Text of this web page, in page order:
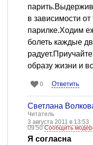
в зависимости
парилке.Ходим
болеть каждые
образу жизни и
0 Ответить
Светлана
Читатель
3 августа 2011 в 13:53
09:50Сообщить
Я согласна